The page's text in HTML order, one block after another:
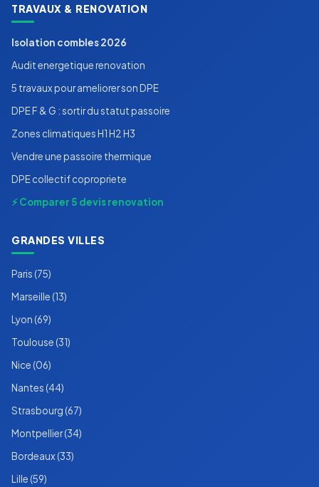
TRAVAUX & RENOVATION
Isolation combles 2026
Audit energetique renovation
5 travaux pour ameliorer son DPE
DPE F & G : sortir du statut passoire
Zones climatiques H1 H2 H3
Vendre une passoire thermique
DPE collectif copropriete
⚡ Comparer 5 devis renovation
GRANDES VILLES
Paris (75)
Marseille (13)
Lyon (69)
Toulouse (31)
Nice (06)
Nantes (44)
Strasbourg (67)
Montpellier (34)
Bordeaux (33)
Lille (59)